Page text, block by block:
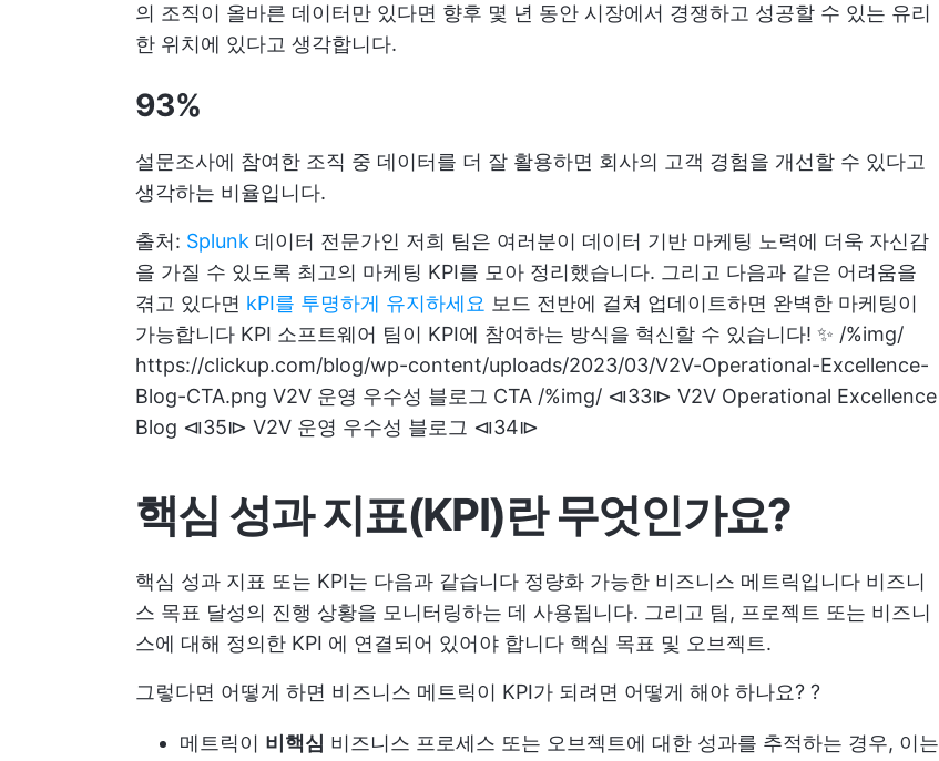
의 조직이 올바른 데이터만 있다면 향후 몇 년 동안 시장에서 경쟁하고 성공할 수 있는 유리
한 위치에 있다고 생각합니다.
93%
설문조사에 참여한 조직 중 데이터를 더 잘 활용하면 회사의 고객 경험을 개선할 수 있다고
생각하는 비율입니다.
출처: Splunk 데이터 전문가인 저희 팀은 여러분이 데이터 기반 마케팅 노력에 더욱 자신감
을 가질 수 있도록 최고의 마케팅 KPI를 모아 정리했습니다. 그리고 다음과 같은 어려움을
겪고 있다면 kPI를 투명하게 유지하세요 보드 전반에 걸쳐 업데이트하면 완벽한 마케팅이
가능합니다 KPI 소프트웨어 팀이 KPI에 참여하는 방식을 혁신할 수 있습니다! ✨ /%img/
https://clickup.com/blog/wp-content/uploads/2023/03/V2V-Operational-Excellence-
Blog-CTA.png V2V 운영 우수성 블로그 CTA /%img/ ⧏33⧐ V2V Operational Excellence
Blog ⧏35⧐ V2V 운영 우수성 블로그 ⧏34⧐
핵심 성과 지표(KPI)란 무엇인가요?
핵심 성과 지표 또는 KPI는 다음과 같습니다 정량화 가능한 비즈니스 메트릭입니다 비즈니
스 목표 달성의 진행 상황을 모니터링하는 데 사용됩니다. 그리고 팀, 프로젝트 또는 비즈니
스에 대해 정의한 KPI 에 연결되어 있어야 합니다 핵심 목표 및 오브젝트.
그렇다면 어떻게 하면 비즈니스 메트릭이 KPI가 되려면 어떻게 해야 하나요? ?
메트릭이 비핵심 비즈니스 프로세스 또는 오브젝트에 대한 성과를 추적하는 경우, 이는